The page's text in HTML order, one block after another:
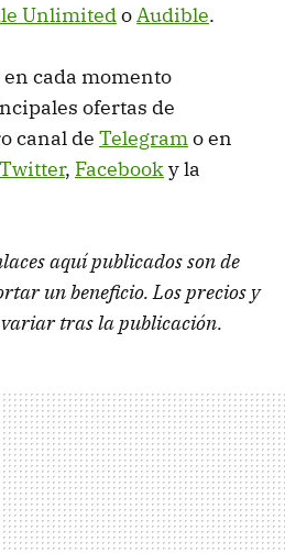
UnlimitedoAudible.
cada momento
ofertas de
canal de Telegramo en
Twitter, Facebooky la
aquí publicados son de
un beneficio. Los precios y
tras la publicación.